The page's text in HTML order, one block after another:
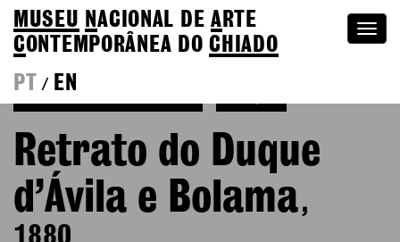
MUSEU NACIONAL DEA RTE
CONTEMPORÂNEA DOCHIADO
PT
/ EN
Retrato do Duque
d’Ávila e Bolama,
1880